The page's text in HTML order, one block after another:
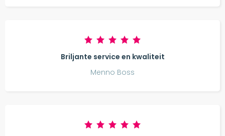
Briljante service en kwaliteit
Menno Boss